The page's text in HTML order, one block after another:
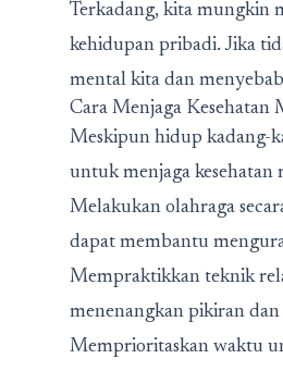
Terkadang, kita mungkin
kehidupan pribadi. Jika
mental kita dan
Cara Menjaga
Meskipun hidup kadang-
untuk menjaga
Melakukan olahraga
dapat membantu
Mempraktikkan teknik
menenangkan pikiran
Memprioritaskan waktu